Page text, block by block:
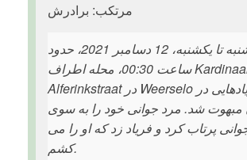
مرتکب: برادرش
شب شنبه تا یکشنبه، 12 دسامبر 2021، حدود
ساعت 00:30، محله اطراف Kardinaal
Alferinkstraat در Weerselo با فریادهایی در
مبهوت شد. مرد جوانی خود را به سوی
پرتاب کرد و فریاد زد که او را می
کشم.